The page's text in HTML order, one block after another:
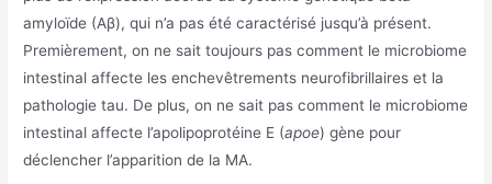
amyloïde (Aβ), qui n’a pas été caractérisé jusqu’à présent.
Premièrement, on ne sait toujours pas comment le microbiome
intestinal affecte les enchevêtrements neurofibrillaires et la
pathologie tau. De plus, on ne sait pas comment le microbiome
intestinal affecte l’apolipoprotéine E (apoe) gène pour
déclencher l’apparition de la MA.